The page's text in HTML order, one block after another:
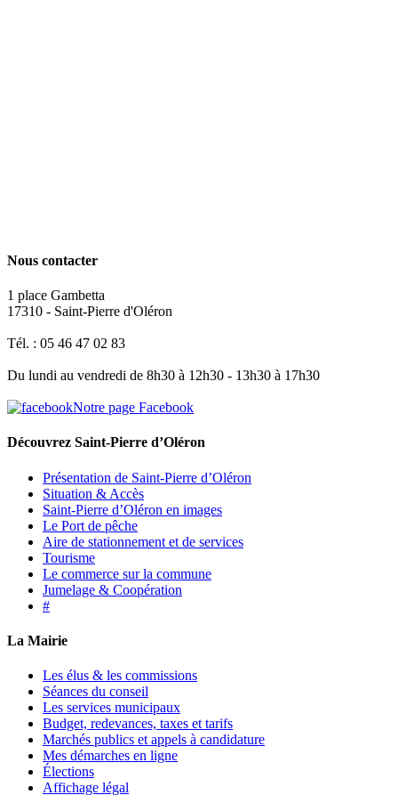
Nous contacter
1 place Gambetta
17310 - Saint-Pierre d'Oléron
Tél. : 05 46 47 02 83
Du lundi au vendredi de 8h30 à 12h30 - 13h30 à 17h30
Notre page Facebook
Découvrez Saint-Pierre d’Oléron
Présentation de Saint-Pierre d’Oléron
Situation & Accès
Saint-Pierre d’Oléron en images
Le Port de pêche
Aire de stationnement et de services
Tourisme
Le commerce sur la commune
Jumelage & Coopération
#
La Mairie
Les élus & les commissions
Séances du conseil
Les services municipaux
Budget, redevances, taxes et tarifs
Marchés publics et appels à candidature
Mes démarches en ligne
Élections
Affichage légal